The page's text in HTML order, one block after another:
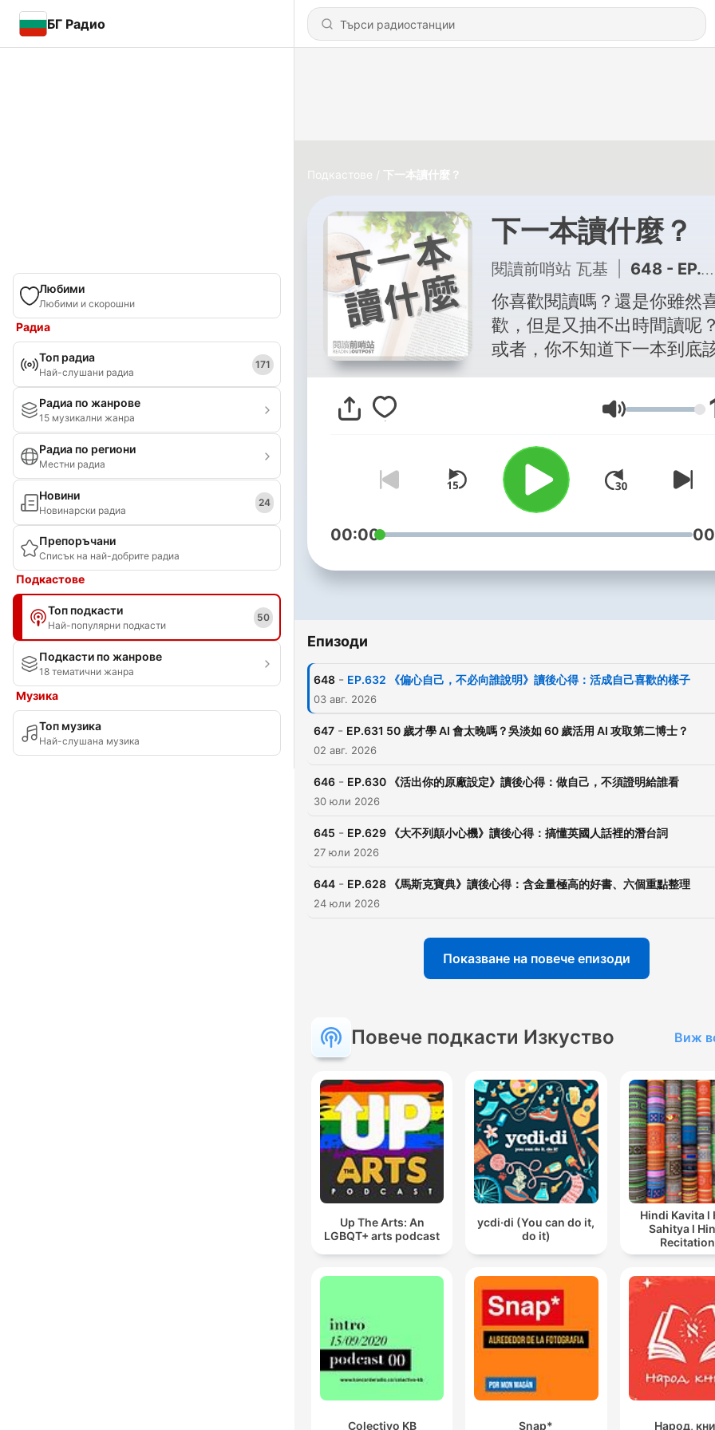
БГ Радио
Любими
Любими и скорошни
Радиа
Топ радиа
Най-слушани радиа
171
Радиа по жанрове
15 музикални жанра
Радиа по региони
Местни радиа
Новини
Новинарски радиа
24
Препоръчани
Списък на най-добрите радиа
Подкастове
Топ подкасти
Най-популярни подкасти
50
Подкасти по жанрове
18 тематични жанра
Музика
Топ музика
Най-слушана музика
Подкастове 下一本讀什麼？
下一本讀什麼？
閱讀前哨站 瓦基 648 - EP.632 《偏心自己，不必向誰說明》讀後心得：活成自己喜歡的樣子
你喜歡閱讀嗎？還是你雖然
歡，但是又抽不出時間讀呢
或者，你不知道下一本到底
什麼書？這個頻道就是為你
你好，我是「閱讀前哨站」的
長瓦基，歡迎來到「下一本讀
麼？」我想回答每個愛書人都
問過自己的這個問題。我也會
你分享關於閱讀的大小事，
的是，我如何運用從書裡面
下一本讀什麼。
📚 關於「閱讀前哨站」
https://
https://
傳送門
持續創作
贊助瓦基
Powered byFirstory
Сила на звука
00:00
Епизоди
648 - EP.632 《偏心自己，不必向誰說明》讀後心得：活成自己喜歡的樣子
03 авг. 2026
647 - EP.631 50 歲才學 AI 會太晚嗎？吳淡如 60 歲活用 AI 攻取第二博士？
02 авг. 2026
646 - EP.630 《活出你的原廠設定》讀後心得：做自己，不須證明給誰看
30 юли 2026
645 - EP.629 《大不列顛小心機》讀後心得：搞懂英國人話裡的潛台詞
27 юли 2026
644 - EP.628 《馬斯克寶典》讀後心得：含金量極高的好書、六個重點整理
24 юли 2026
Показване на повече епизоди
Повече подкасти Изкуство Виж
Up The Arts: An
LGBQT+ arts podcast
ycdi·di (You can do it,
do it)
Hindi Kavita l
Sahitya l
Colectivo KB Snap* Народ,